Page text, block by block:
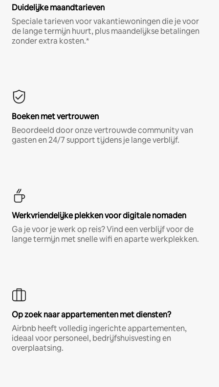
Duidelijke maandtarieven
Speciale tarieven voor vakantiewoningen die je voor
de lange termijn huurt, plus maandelijkse betalingen
zonder extra kosten.*
Boeken met vertrouwen
Beoordeeld door onze vertrouwde community van
gasten en 24/7 support tijdens je lange verblijf.
Werkvriendelijke plekken voor digitale nomaden
Ga je voor je werk op reis? Vind een verblijf voor de
lange termijn met snelle wifi en aparte werkplekken.
Op zoek naar appartementen met diensten?
Airbnb heeft volledig ingerichte appartementen,
ideaal voor personeel, bedrijfshuisvesting en
overplaatsing.